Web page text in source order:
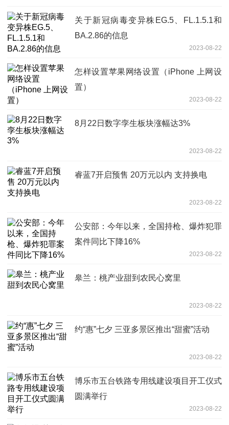
关于新冠病毒变异株EG.5、FL.1.5.1和
BA.2.86的信息
2023-08-22
怎样设置苹果网络设置（iPhone 上网设
置）
2023-08-22
8月22日数字孪生板块涨幅达3%
2023-08-22
睿蓝7开启预售 20万元以内 支持换电
2023-08-22
公安部：今年以来，全国持枪、爆炸犯罪
案件同比下降16%
2023-08-22
皋兰：桃产业甜到农民心窝里
2023-08-22
约“惠”七夕 三亚多景区推出“甜蜜”活动
2023-08-22
博乐市五台铁路专用线建设项目开工仪式
圆满举行
2023-08-22